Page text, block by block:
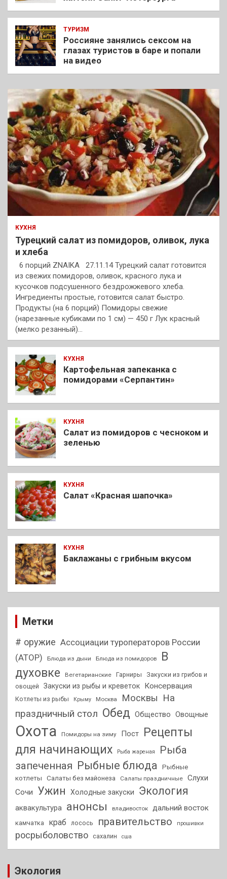
ТУРИЗМ
Россияне занялись сексом на
глазах туристов в баре и попали
на видео
КУХНЯ
Турецкий салат из помидоров, оливок, лука
и хлеба
6 порций ZNAIKA 27.11.14 Турецкий салат готовится
из свежих помидоров, оливок, красного лука и
кусочков подсушенного бездрожжевого хлеба.
Ингредиенты простые, готовится салат быстро.
Продукты (на 6 порций) Помидоры свежие
(нарезанные кубиками по 1 см) — 450 г Лук красный
(мелко резанный)…
КУХНЯ
Картофельная запеканка с
помидорами «Серпантин»
КУХНЯ
Салат из помидоров с чесноком и
зеленью
КУХНЯ
Салат «Красная шапочка»
КУХНЯ
Баклажаны с грибным вкусом
Метки
# оружие Ассоциации туроператоров России
(АТОР)
Блюда из дыни Блюда из помидоров
В
духовке
Вегетарианские Гарниры
Закуски из грибов и
овощей
Закуски из рыбы и креветок Консервация
Котлеты из рыбы Крыму Москва Москвы На
праздничный стол Обед Общество Овощные
Охота Помидоры на зиму Пост
Рецепты
для начинающих
Рыба жареная
Рыба
запеченная Рыбные блюда
Рыбные
котлеты
Салаты без майонеза Салаты праздничные
Слухи
Сочи
Ужин Холодные закуски Экология
аквакультура анонсы владивосток дальний восток
камчатка краб лосось правительство прошивки
росрыболовство сахалин сша
Экология